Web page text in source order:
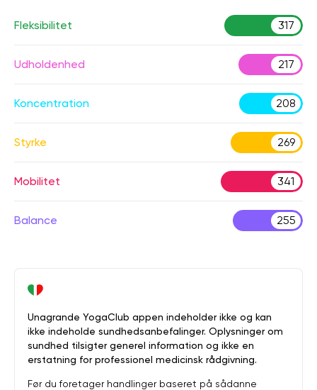
Fleksibilitet 317
Udholdenhed 217
Koncentration 208
Styrke 269
Mobilitet 341
Balance 255
Unagrande YogaClub appen indeholder ikke og kan
ikke indeholde sundhedsanbefalinger. Oplysninger om
sundhed tilsigter generel information og ikke en
erstatning for professionel medicinsk rådgivning.
Før du foretager handlinger baseret på sådanne